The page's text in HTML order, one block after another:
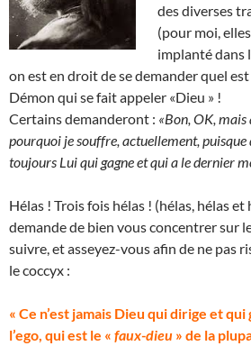
des diverses
(pour moi,
implanté dans
on est en droit de se demander quel
Démon qui se fait appeler «Dieu » !
Certains demanderont : «Bon, OK, mais
pourquoi je souffre, actuellement, puisque
toujours Lui qui gagne et qui a le dernier
Hélas ! Trois fois hélas ! (hélas, hélas
demande de bien vous concentrer sur
suivre, et asseyez-vous afin de ne pas
le coccyx :
« Ce n’est jamais Dieu qui dirige et qui
l’ego, qui est le « faux-dieu » de la